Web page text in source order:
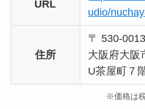
URL
udio/
住所
〒 530-0013
大阪府大阪
U茶屋町７
※価格は